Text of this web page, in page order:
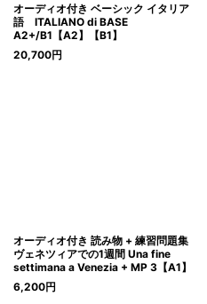
オーディオ付き ベーシック イタリア
語 ITALIANO di BASE
A2+/B1【A2】【B1】
20,700円
オーディオ付き 読み物 + 練習問題集
ヴェネツィアでの1週間 Una fine
settimana a Venezia + MP 3【A1】
6,200円